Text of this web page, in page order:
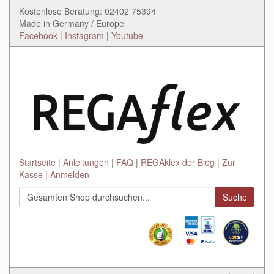
Kostenlose Beratung: 02402 75394
Made in Germany / Europe
Facebook | Instagram | Youtube
Startseite Anleitungen FAQ REGAklex der Blog
Zur
Kasse
Anmelden
Suche